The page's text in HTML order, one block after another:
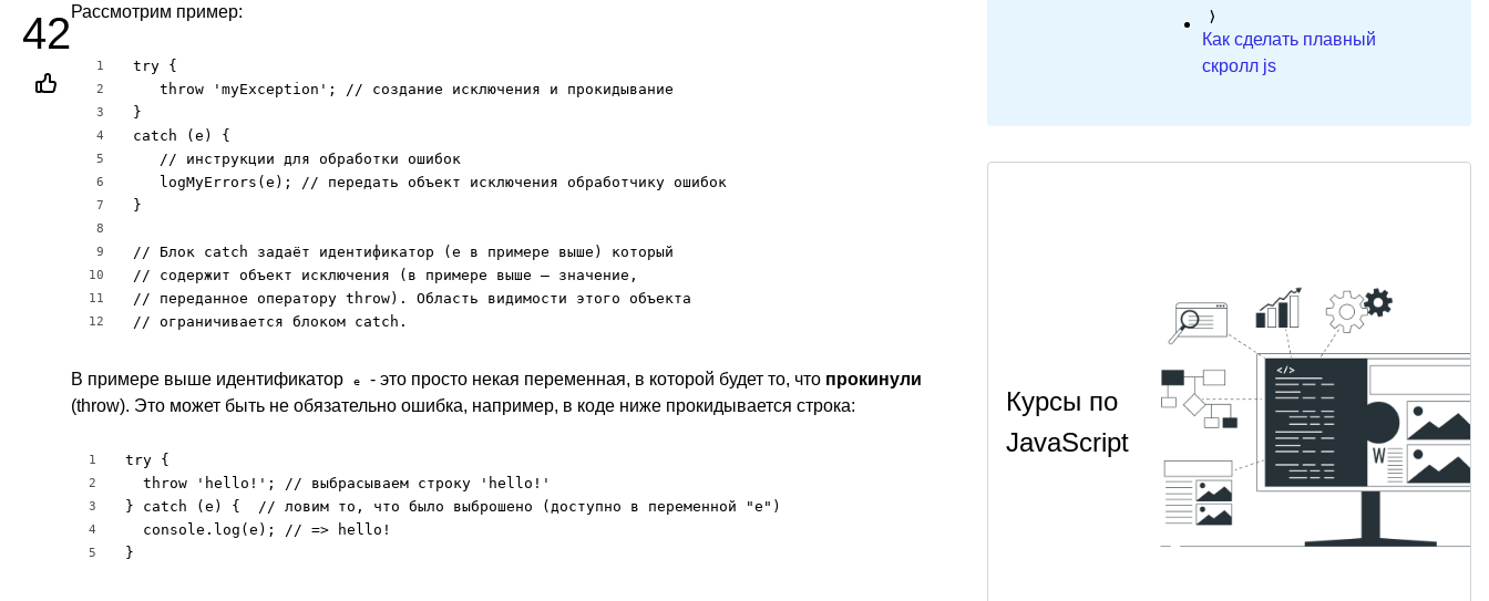
42Рассмотрим пример:
1
2
3
4
5
6
7
8
9
10
11
12
try {
   throw 'myException'; // создание исключения и прокидывание
}
catch (e) {
   // инструкции для обработки ошибок
   logMyErrors(e); // передать объект исключения обработчику ошибок
}
// Блок catch задаёт идентификатор (e в примере выше) который
// содержит объект исключения (в примере выше — значение,
// переданное оператору throw). Область видимости этого объекта
// ограничивается блоком catch.
В примере выше идентификатор e - это просто некая переменная, в которой будет то, что прокинули
(throw). Это может быть не обязательно ошибка, например, в коде ниже прокидывается строка:
1
2
3
4
5
try {
  throw 'hello!'; // выбрасываем строку 'hello!'
} catch (e) {  // ловим то, что было выброшено (доступно в переменной "e")
  console.log(e); // => hello!
}
Как сделать плавный
скролл js
Курсы по
JavaScript